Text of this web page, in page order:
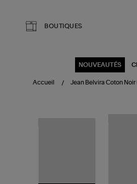
BOUTIQUES
NOUVEAUTÉS
Accueil Jean Belvira Coton Noir